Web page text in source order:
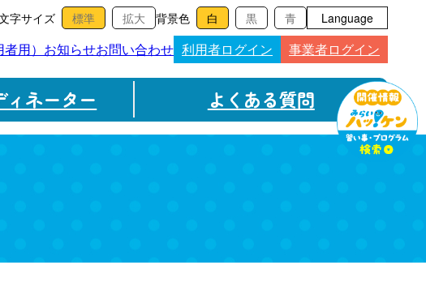
字サイズ 背景色 Language
用） お知らせお問い合わせ 利用者ログイン 事業者ログイン
ィネーター よくある質問